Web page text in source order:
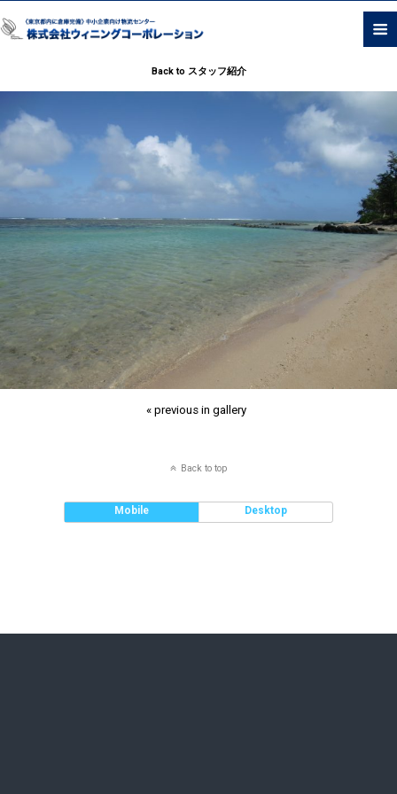
Back to スタッフ紹介
« previous in gallery
Back to top
Mobile Desktop